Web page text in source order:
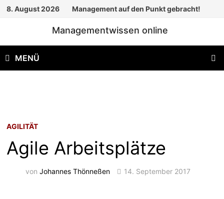
Zum
8. August 2026 Management auf den Punkt gebracht!
Managementwissen online
MENÜ
AGILITÄT
Agile Arbeitsplätze
vonJohannes Thönneßen 14. September 2017